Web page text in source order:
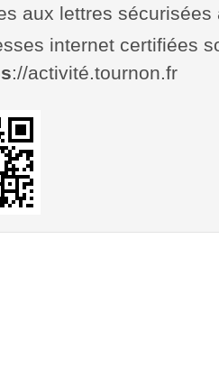
aux lettres
internet certifiées
://activité.tournon.fr